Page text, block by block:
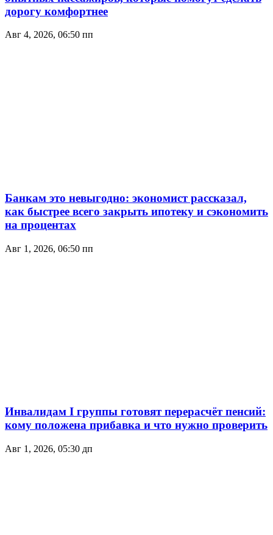
дорогу комфортнее
Авг 4, 2026, 06:50 пп
Банкам это невыгодно: экономист рассказал,
как быстрее всего закрыть ипотеку и сэкономить
на процентах
Авг 1, 2026, 06:50 пп
Инвалидам I группы готовят перерасчёт пенсий:
кому положена прибавка и что нужно проверить
Авг 1, 2026, 05:30 дп